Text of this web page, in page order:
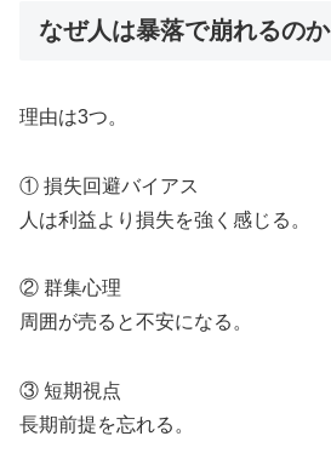
なぜ人は暴落で崩れるのか
理由は3つ。
① 損失回避バイアス
人は利益より損失を強く感じる。
② 群集心理
周囲が売ると不安になる。
③ 短期視点
長期前提を忘れる。